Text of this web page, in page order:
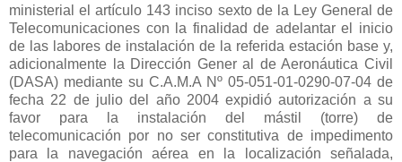
ministerial el artículo 143 inciso sexto de la Ley General de
Telecomunicaciones con la finalidad de adelantar el inicio
de las labores de instalación de la referida estación base y,
adicionalmente la Dirección Gener al de Aeronáutica Civil
(DASA) mediante su C.A.M.A Nº 05-051-01-0290-07-04 de
fecha 22 de julio del año 2004 expidió autorización a su
favor para la instalación del mástil (torre) de
telecomunicación por no ser constitutiva de impedimento
para la navegación aérea en la localización señalada,